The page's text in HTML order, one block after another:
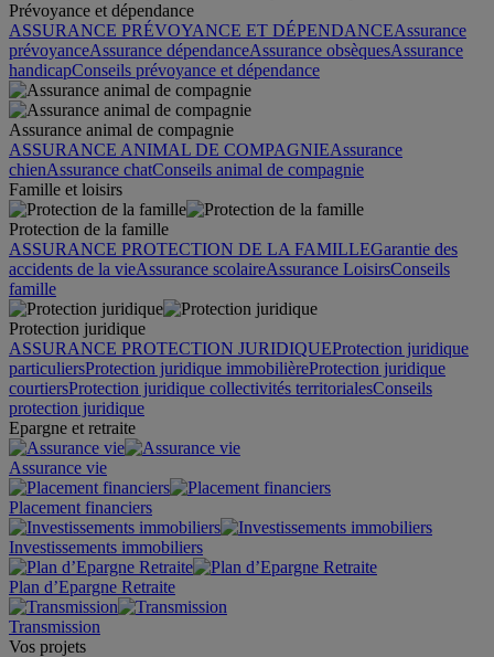
Prévoyance et dépendance
ASSURANCE PRÉVOYANCE ET DÉPENDANCEAssurance
prévoyanceAssurance dépendanceAssurance obsèquesAssurance
handicapConseils prévoyance et dépendance
Assurance animal de compagnie
ASSURANCE ANIMAL DE COMPAGNIEAssurance
chienAssurance chatConseils animal de compagnie
Famille et loisirs
Protection de la famille
ASSURANCE PROTECTION DE LA FAMILLEGarantie des
accidents de la vieAssurance scolaireAssurance LoisirsConseils
famille
Protection juridique
ASSURANCE PROTECTION JURIDIQUEProtection juridique
particuliersProtection juridique immobilièreProtection juridique
courtiersProtection juridique collectivités territorialesConseils
protection juridique
Epargne et retraite
Assurance vie
Placement financiers
Investissements immobiliers
Plan d’Epargne Retraite
Transmission
Vos projets